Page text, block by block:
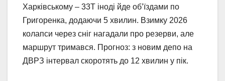
Харківському – 33Т іноді йде об’їздами по
Григоренка, додаючи 5 хвилин. Взимку 2026
колапси через сніг нагадали про резерви, але
маршрут тримався. Прогноз: з новим депо на
ДВРЗ інтервал скоротять до 12 хвилин у пік.